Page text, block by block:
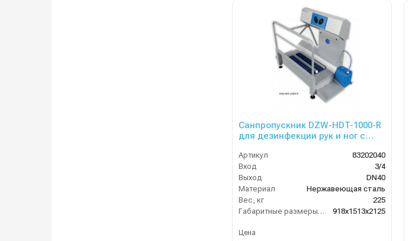
Санпропускник DZW-HDT-1000-R
для дезинфекции рук и ног с
(правосторонний)
Артикул
83202040
Вход
3/4
Выход
DN40
Материал
Нержавеющая сталь
Вес, кг
225
Габаритные размеры, мм
918x1513x2125
Цена